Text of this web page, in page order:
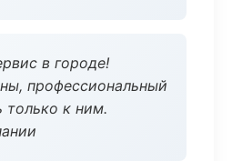
в городе!
профессиональный
только к ним.